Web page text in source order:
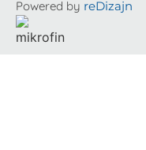
Powered by reDizajn